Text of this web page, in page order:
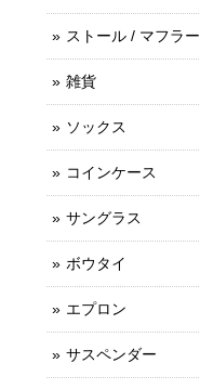
ストール / マフラー
雑貨
ソックス
コインケース
サングラス
ボウタイ
エプロン
サスペンダー